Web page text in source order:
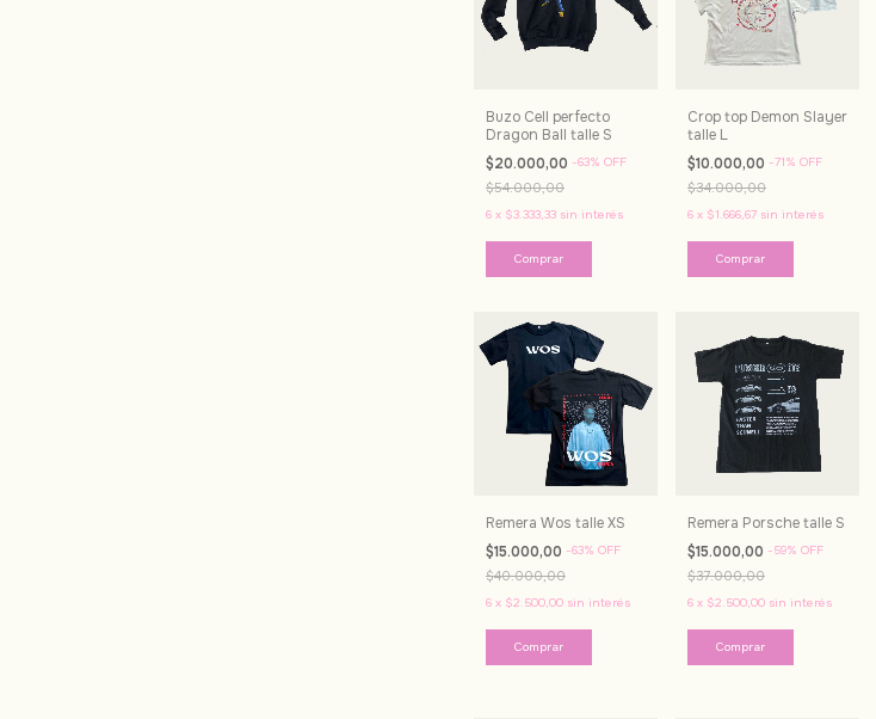
Buzo Cell perfecto
Dragon Ball talle S
$20.000,00 -63% OFF
$54.000,00
6 x $3.333,33 sin interés
Crop top Demon Slayer
talle L
$10.000,00 -71% OFF
$34.000,00
6 x $1.666,67 sin interés
Remera Wos talle XS
$15.000,00 -63% OFF
$40.000,00
6 x $2.500,00 sin interés
Remera Porsche talle S
$15.000,00 -59% OFF
$37.000,00
6 x $2.500,00 sin interés